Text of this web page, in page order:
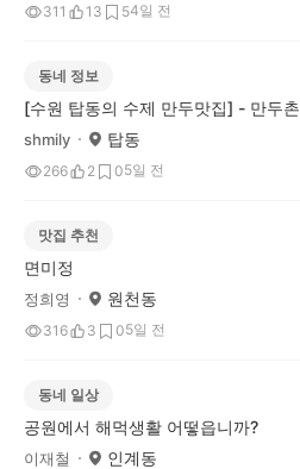
311 13 54일 전
동네 정보
[수원 탑동의 수제 만두맛집] - 만두촌
shmily 탑동
266 2 05일 전
맛집 추천
면미정
정희영 원천동
316 3 05일 전
동네 일상
공원에서 해먹생활 어떻읍니까?
이재철 인계동